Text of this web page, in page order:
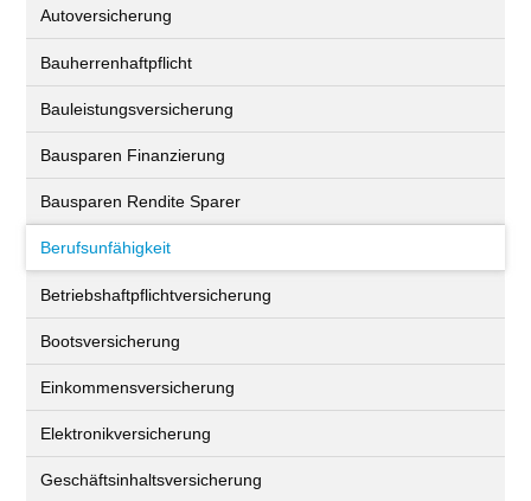
Autoversicherung
Bauherrenhaftpflicht
Bauleistungsversicherung
Bausparen Finanzierung
Bausparen Rendite Sparer
Berufsunfähigkeit
Betriebshaftpflichtversicherung
Bootsversicherung
Einkommensversicherung
Elektronikversicherung
Geschäftsinhaltsversicherung